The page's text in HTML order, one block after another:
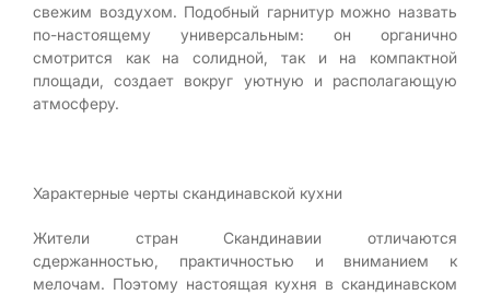
свежим воздухом. Подобный гарнитур можно назвать
по-настоящему универсальным: он органично
смотрится как на солидной, так и на компактной
площади, создает вокруг уютную и располагающую
атмосферу.
Характерные черты скандинавской кухни
Жители стран Скандинавии отличаются
сдержанностью, практичностью и вниманием к
мелочам. Поэтому настоящая кухня в скандинавском